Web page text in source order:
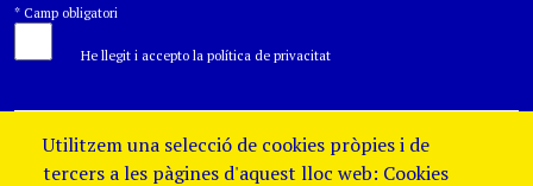
* Camp obligatori
He llegit i accepto la política de privacitat
Utilitzem una selecció de cookies pròpies i de
tercers a les pàgines d'aquest lloc web: Cookies